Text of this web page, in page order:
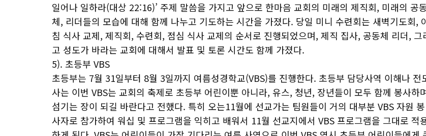
일어나 일하라(대상 22:16)’ 주제 말씀을 가지고 앞으로 한마음 교회의 미래의 제직회, 미래의 공
체, 리더들의 모습에 대해 함께 나누고 기도하는 시간을 가졌다. 당일 미니 수련회는 새벽기도회,
침 식사 교제, 제직회, 수련회, 점심 식사 교제의 순서로 진행되었으며, 제직 집사, 공동체 리더, 그
고 성도가 바라는 교회에 대해서 발표 및 토론 시간도 함께 가졌다.
5). 초등부 VBS
초등부는 7월 31일부터 8월 3일까지 여름성경학교(VBS)를 진행한다. 초등부 담당사역 이해나 전
사는 이번 VBS는 교회의 축제로 초등부 어린이뿐 아니라, 유스, 청년, 장년들이 모두 함께 봉사하
섬기는 장이 되길 바란다고 전했다. 특히 오는11월에 선교가는 팀원들이 거의 대부분 VBS 자원 봉
사자로 참가하여 워십 및 프로그램을 익히고 배워서 11월 선교지에서 VBS 프로그램을 그대로 적